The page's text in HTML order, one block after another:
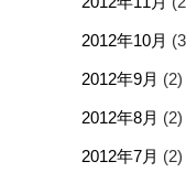
2012年10月
2012年9月 (2)
2012年8月 (2)
2012年7月 (2)